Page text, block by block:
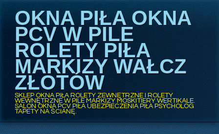
OKNA PIŁA OKNA
PCV W PILE
ROLETY PIŁA
MARKIZY WAŁCZ
ZŁOTÓW
SKLEP OKNA PIŁA ROLETY ZEWNĘTRZNE I ROLETY
WEWNĘTRZNE W PILE MARKIZY MOSKITIERY WERTIKALE.
SALON OKNA PCV PIŁA UBEZPIECZENIA PIŁA PSYCHOLOG
TAPETY NA ŚCIANĘ.